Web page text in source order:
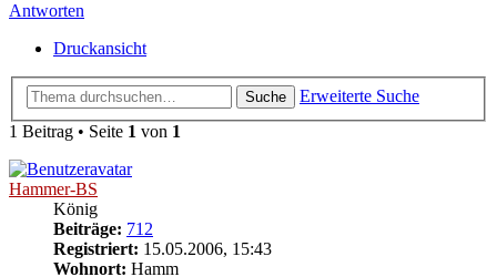
Antworten
Druckansicht
Suche
Erweiterte Suche
1 Beitrag • Seite 1 von 1
Hammer-BS
König
Beiträge: 712
Registriert: 15.05.2006, 15:43
Wohnort: Hamm